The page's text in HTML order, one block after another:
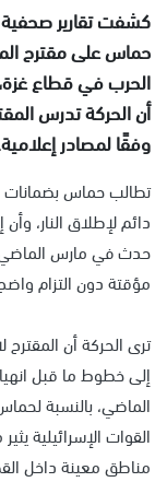
كشفت تقارير صحفية
حماس على مقترح
الحرب في قطاع
أن الحركة تدرس
وفقًا لمصادر
تطالب حماس بضمانات
دائم لإطلاق النار،
حدث في مارس
مؤقتة دون التزام
ترى الحركة أن
الماضي، بالنسبة
القوات الإسرائيلية
مناطق معينة داخل